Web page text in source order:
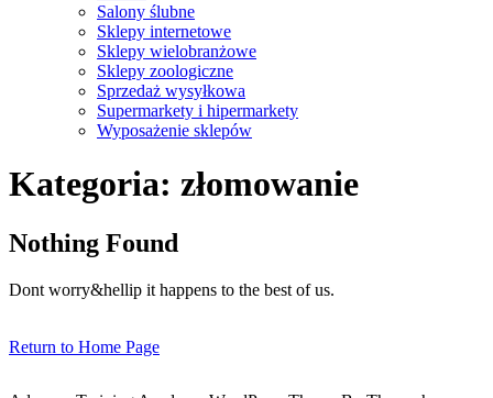
Salony ślubne
Sklepy internetowe
Sklepy wielobranżowe
Sklepy zoologiczne
Sprzedaż wysyłkowa
Supermarkety i hipermarkety
Wyposażenie sklepów
Menu
Kategoria: złomowanie
Nothing Found
Dont worry&hellip it happens to the best of us.
Return to Home PageReturn